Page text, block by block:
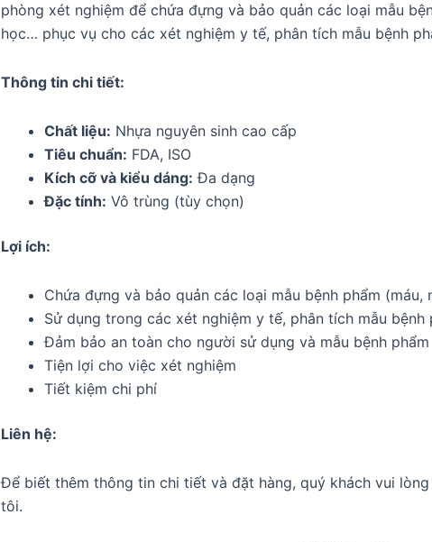
phòng xét nghiệm để chứa đựng và bảo quản các loại mẫu
học… phục vụ cho các xét nghiệm y tế, phân tích mẫu bệnh
Thông tin chi tiết:
Chất liệu: Nhựa nguyên sinh cao cấp
Tiêu chuẩn: FDA, ISO
Kích cỡ và kiểu dáng: Đa dạng
Đặc tính: Vô trùng (tùy chọn)
Lợi ích:
Chứa đựng và bảo quản các loại mẫu bệnh phẩm
Sử dụng trong các xét nghiệm y tế, phân tích mẫu bệnh
Đảm bảo an toàn cho người sử dụng và mẫu bệnh phẩm
Tiện lợi cho việc xét nghiệm
Tiết kiệm chi phí
Liên hệ:
Để biết thêm thông tin chi tiết và đặt hàng, quý khách vui
tôi.